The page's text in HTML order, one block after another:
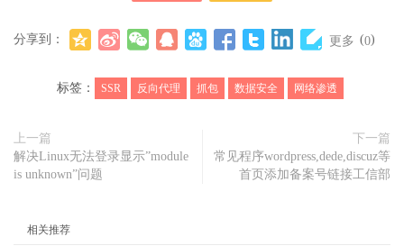
分享到： 更多 (0)
标签： SSR 反向代理 抓包 数据安全 网络渗透
上一篇
解决Linux无法登录显示”module
is unknown”问题
下一篇
常见程序wordpress,dede,discuz等
首页添加备案号链接工信部
相关推荐